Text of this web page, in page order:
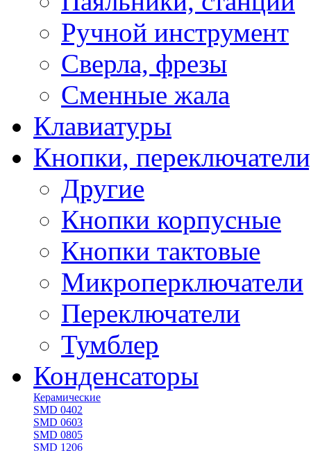
Ручной инструмент
Сверла, фрезы
Сменные жала
Клавиатуры
Кнопки,
Другие
Кнопки корпусные
Кнопки тактовые
Микроперключатели
Переключатели
Тумблер
Конденсаторы
Керамические
SMD 0402
SMD 0603
SMD 0805
SMD 1206